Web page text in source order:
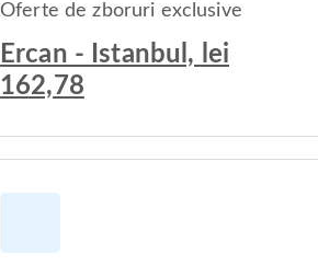
Oferte de zboruri exclusive
Ercan - Istanbul, lei
162,78